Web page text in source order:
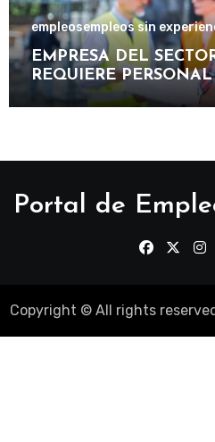
empleosempleos sin
EMPRESA DEL
REQUIERE
PARTICIPAR EN
Portal de
Copyright © All rights reserved